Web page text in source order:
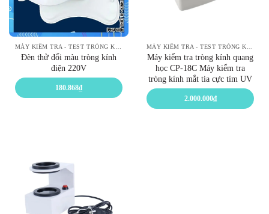
Đèn thử đổi màu tròng kính
điện 220V
180.868₫
Máy kiểm tra tròng kính quang
học CP-18C Máy kiểm tra
tròng kính mắt tia cực tím UV
2.000.000₫